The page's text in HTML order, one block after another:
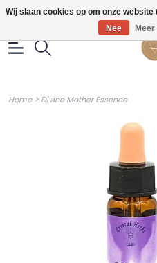
Gratis
Home> Divine Mother Essence
Wij slaan cookies op om onze
Nee